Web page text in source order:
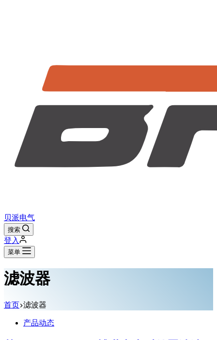
贝派电气
搜索
登入
菜单
滤波器
首页 滤波器
产品动态